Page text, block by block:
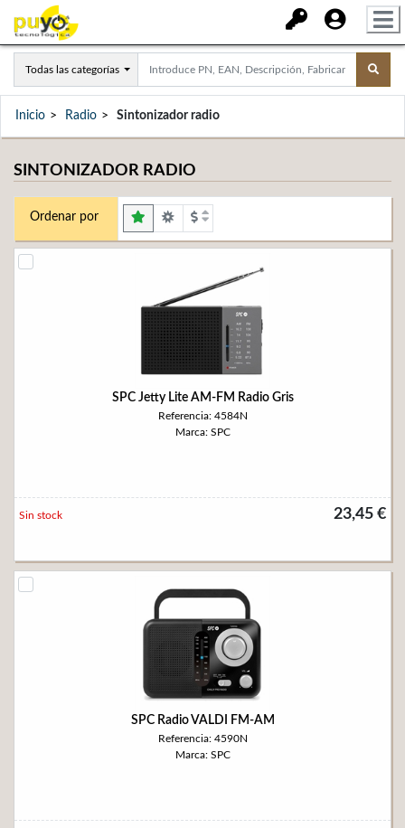
Todas las categorías
Inicio Radio Sintonizador radio
SINTONIZADOR RADIO
Ordenar por
SPC Jetty Lite AM-FM Radio Gris
Referencia: 4584N
Marca: SPC
23,45 €
Sin stock
SPC Radio VALDI FM-AM
Referencia: 4590N
Marca: SPC